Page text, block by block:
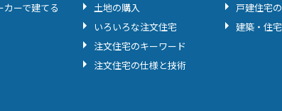
カーで建てる
土地の購入
いろいろな注文住宅
注文住宅のキーワード
注文住宅の仕様と技術
戸建住宅
建築・住